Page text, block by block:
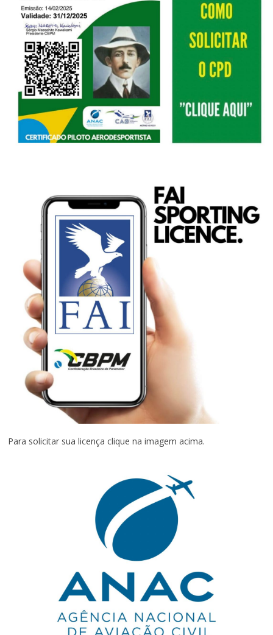
Para solicitar sua licença clique na imagem acima.